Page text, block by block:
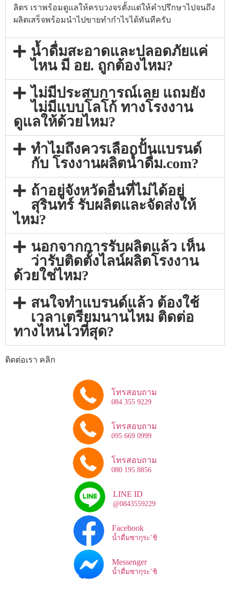
ลิตร เราพร้อมดูแลให้ครบวงจรตั้งแต่ให้คำปรึกษาไปจนถึง
ผลิตเสร็จพร้อมนำไปขายทำกำไรได้ทันทีครับ
น้ำดื่มสะอาดและปลอดภัยแค่
ไหน มี อย. ถูกต้องไหม?
ไม่มีประสบการณ์เลย แถมยัง
ไม่มีแบบโลโก้ ทางโรงงาน
ดูแลให้ด้วยไหม?
ทำไมถึงควรเลือกปั้นแบรนด์
กับ โรงงานผลิตน้ำดื่ม.com?
ถ้าอยู่จังหวัดอื่นที่ไม่ได้อยู่
สุรินทร์ รับผลิตและจัดส่งให้
ไหม?
นอกจากการรับผลิตแล้ว เห็น
ว่ารับติดตั้งไลน์ผลิตโรงงาน
ด้วยใช่ไหม?
สนใจทำแบรนด์แล้ว ต้องใช้
เวลาเตรียมนานไหม ติดต่อ
ทางไหนไวที่สุด?
ติดต่อเรา คลิก
โทรสอบถาม
084 355 9229
โทรสอบถาม
095 669 0999
โทรสอบถาม
080 195 8856
LINE ID
@0843559229
Facebook
น้ำดื่มซากุระ’ชิ
Messenger
น้ำดื่มซากุระ’ชิ